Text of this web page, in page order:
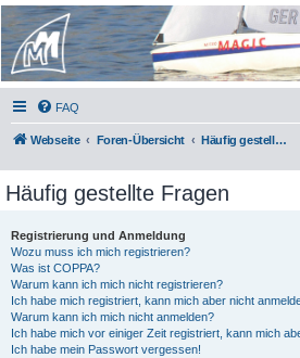
Micro Magic Forum
Deutschland
FAQ
Webseite Foren-Übersicht Häufig gestellte Fragen
Häufig gestellte Fragen
Registrierung und Anmeldung
Wozu muss ich mich registrieren?
Was ist COPPA?
Warum kann ich mich nicht registrieren?
Ich habe mich registriert, kann mich aber nicht
Warum kann ich mich nicht anmelden?
Ich habe mich vor einiger Zeit registriert, kann mich
Ich habe mein Passwort vergessen!